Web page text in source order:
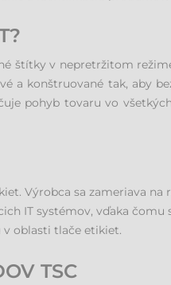
v nepretržitom
a konštruované tak, aby
pohyb tovaru vo
Výrobca sa zameriava na
IT systémov, vďaka
oblasti tlače etikiet.
TSC